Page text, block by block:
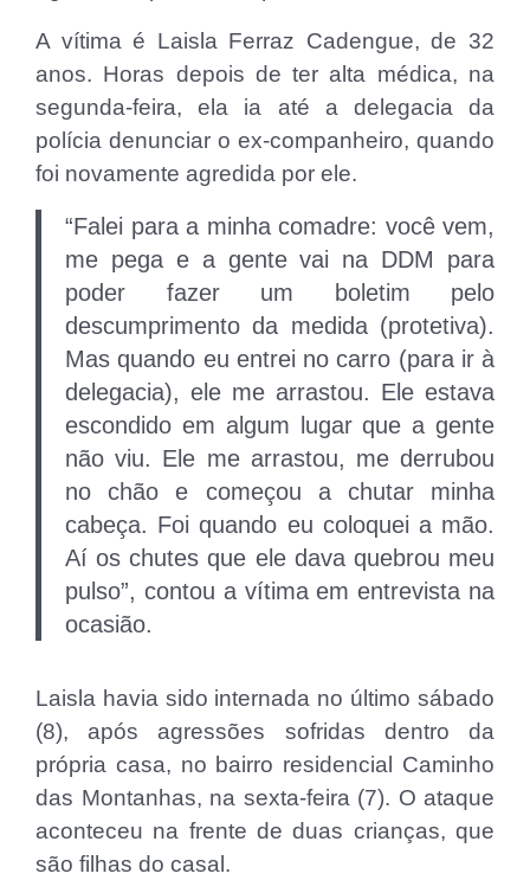
A vítima é Laisla Ferraz Cadengue, de 32
anos. Horas depois de ter alta médica, na
segunda-feira, ela ia até a delegacia da
polícia denunciar o ex-companheiro, quando
foi novamente agredida por ele.
“Falei para a minha comadre: você vem,
me pega e a gente vai na DDM para
poder fazer um boletim pelo
descumprimento da medida (protetiva).
Mas quando eu entrei no carro (para ir à
delegacia), ele me arrastou. Ele estava
escondido em algum lugar que a gente
não viu. Ele me arrastou, me derrubou
no chão e começou a chutar minha
cabeça. Foi quando eu coloquei a mão.
Aí os chutes que ele dava quebrou meu
pulso”, contou a vítima em entrevista na
ocasião.
Laisla havia sido internada no último sábado
(8), após agressões sofridas dentro da
própria casa, no bairro residencial Caminho
das Montanhas, na sexta-feira (7). O ataque
aconteceu na frente de duas crianças, que
são filhas do casal.